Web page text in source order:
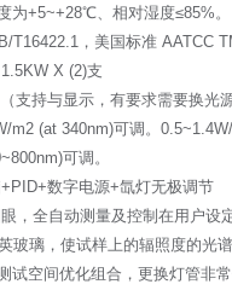
为+5~+28℃、相对湿度≤85%。
T16422.1，美国标准 AATCC
X (2)支
支持与显示，有要求需要换光
m2 (at 340nm)可调。0.5~1.4W/
可调。
数字电源+氙灯无极调节
，全自动测量及控制在用户设
玻璃，使试样上的辐照度的光
试空间优化组合，更换灯管非常